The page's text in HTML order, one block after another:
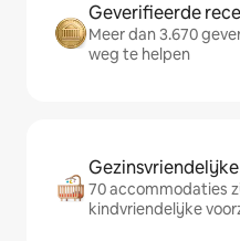
Geverifieerde
Meer dan 3.670
weg te helpen
70 accommodaties
kindvriendelijke